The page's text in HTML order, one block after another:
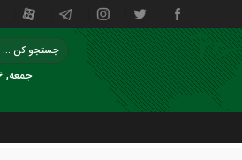
جمعه, ۱۶ مرداد , ۱۴۰۵